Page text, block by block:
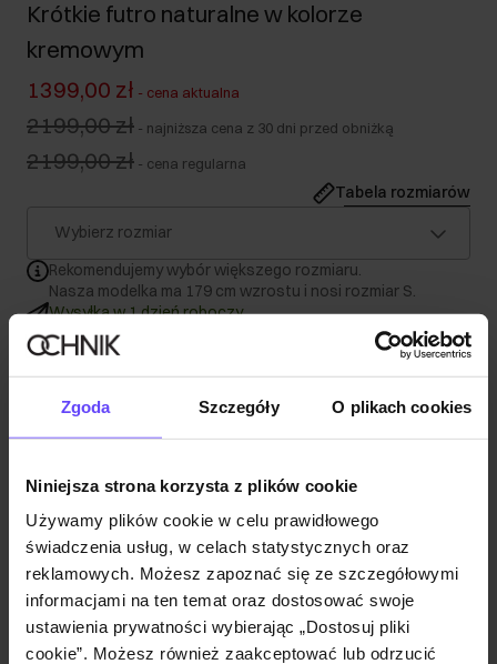
Zgoda Szczegóły O plikach cookies
Niniejsza strona korzysta z plików cookie
Używamy plików cookie w celu prawidłowego
świadczenia usług, w celach statystycznych oraz
reklamowych. Możesz zapoznać się ze szczegółowymi
informacjami na ten temat oraz dostosować swoje
ustawienia prywatności wybierając „Dostosuj pliki
cookie”. Możesz również zaakceptować lub odrzucić
Krótkie futro naturalne w kolorze
kremowym
1399,00 zł - cena aktualna
2199,00 zł - najniższa cena z 30 dni przed obniżką
2199,00 zł - cena regularna
Tabela rozmiarów
Wybierz rozmiar
Rekomendujemy wybór większego rozmiaru.
Nasza modelka ma 179 cm wzrostu i nosi rozmiar S.
Wysyłka w 1 dzień roboczy
Opis produktu
Szczegóły
Skład i wymiary
Opinie